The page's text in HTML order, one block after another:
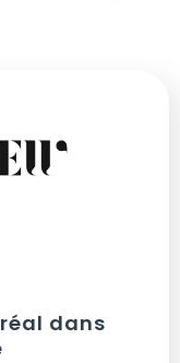
dans